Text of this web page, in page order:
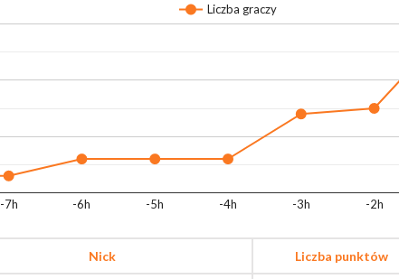
Liczba graczy
-7h -6h -5h -4h -3h -2h
Nick Liczba punktów